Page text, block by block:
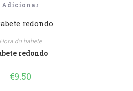
Adicionar
Hora do babete
redondo
€9.50